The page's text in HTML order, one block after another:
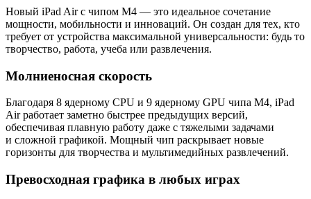
Новый iPad Air с чипом M4 — это идеальное сочетание
мощности, мобильности и инноваций. Он создан для тех, кто
требует от устройства максимальной универсальности: будь то
творчество, работа, учеба или развлечения.
Молниеносная скорость
Благодаря 8 ядерному CPU и 9 ядерному GPU чипа M4, iPad
Air работает заметно быстрее предыдущих версий,
обеспечивая плавную работу даже с тяжелыми задачами
и сложной графикой. Мощный чип раскрывает новые
горизонты для творчества и мультимедийных развлечений.
Превосходная графика в любых играх